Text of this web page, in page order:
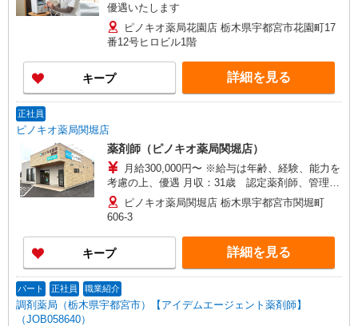
優遇いたします
ピノキオ薬局花園店 栃木県宇都宮市花園町17
番12号ヒロビル1階
キープ 詳細を見る
正社員
ピノキオ薬局関堀店
薬剤師（ピノキオ薬局関堀店）
月給300,000円〜 ※給与は年齢、経験、能力を
考慮の上、優遇 月収：31歳 認定薬剤師、管理
者 550万円 ※各種手当 薬剤師手当 60,000円/月
認定薬剤師手当 5,000円/月 漢方薬・生薬認定薬
認定薬剤師 取得時7万円 更新2万5千円 実務実
習指導薬剤師手当 2,000円/月 調剤報酬請求士手
当 2,000円/月 携帯当番手当 10,000円/週 在宅
担当手当 10,000円/月 単身独身者住宅手当35,000
円〜50,000円＊社内規定有
ピノキオ薬局関堀店 栃木県宇都宮市関堀町
606-3
キープ 詳細を見る
パート 正社員 職業紹介
調剤薬局（栃木県宇都宮市）【アイデムエージェント薬剤師】
（JOB058640）